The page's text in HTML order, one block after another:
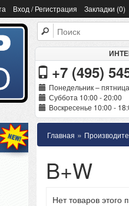
Вход / Регистрация Закладки (0)
+7 (495)
Понедельник –
Суббота 10:00 - 20:00
Воскресенье 10:00 -
Главная »
B+W
Нет товаров этого